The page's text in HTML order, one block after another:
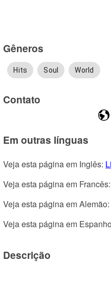
Gêneros
Hits Soul World
Contato
Em outras línguas
Veja esta página em Inglês:
Veja esta página em Francês:
Veja esta página em Alemão:
Veja esta página em
Descrição